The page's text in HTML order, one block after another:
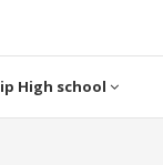
High school